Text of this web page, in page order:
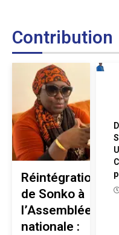
Contribution
Réintégration
de Sonko à
l’Assemblée
nationale :